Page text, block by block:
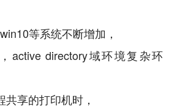
等系统不断增加，
active directory域环境复杂环
享的打印机时，